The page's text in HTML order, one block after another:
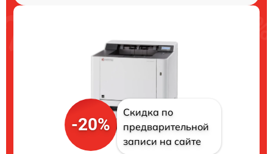
-20%
Скидка по
предварительной
записи на сайте